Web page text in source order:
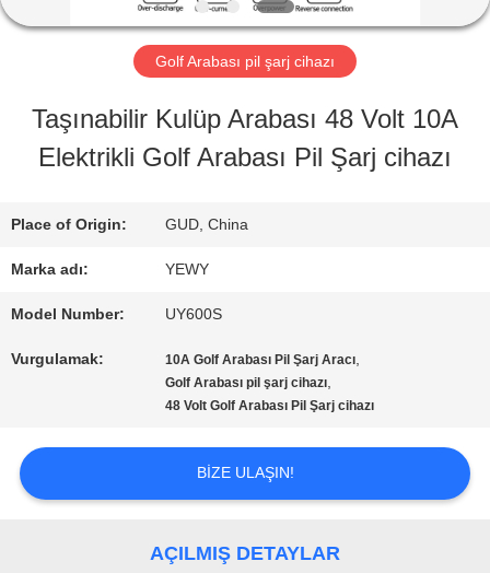
HAKKIMIZDA
FABRIKA
TURU
KALITE
BIZE
HABERLER
Golf Arabası pil şarj cihazı
Taşınabilir Kulüp Arabası 48 Volt 10A
Elektrikli Golf Arabası Pil Şarj cihazı
Place of Origin: GUD, China
Marka adı: YEWY
Model Number: UY600S
Vurgulamak: 10A Golf Arabası Pil Şarj Aracı,
Golf Arabası pil şarj cihazı,
48 Volt Golf Arabası Pil Şarj cihazı
BIZE ULAŞIN!
AÇILMIŞ DETAYLAR